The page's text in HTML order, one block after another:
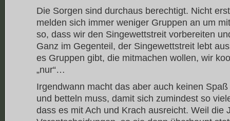
Die Sorgen sind durchaus berechtigt. Nicht
melden sich immer weniger Gruppen an um
so, dass wir den Singewettstreit vorbereiten
Ganz im Gegenteil, der Singewettstreit lebt
es Gruppen gibt, die mitmachen wollen, wir
„nur“…
Irgendwann macht das aber auch keinen
und betteln muss, damit sich zumindest so
dass es mit Ach und Krach ausreicht. Weil die